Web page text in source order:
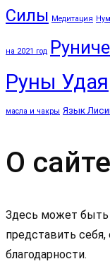
Силы Медитация
на 2021 год
Руны Удая
масла и чакры Язык
О сайте
Здесь может быть
представить
благодарности.